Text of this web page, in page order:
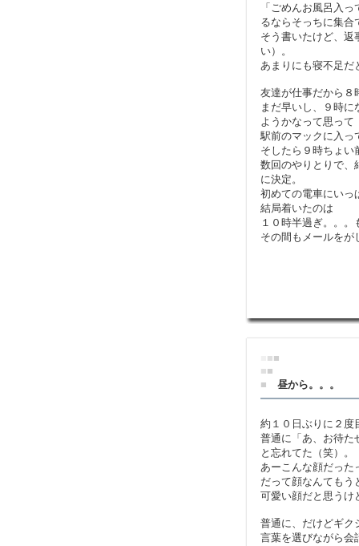
「ごめんお風呂入
るならそっちに集合
そう書いたけど、返
い）。
あまりにも寝不足だ
友達が仕事だから８
まだ早いし、９時
ようかなって思って
駅前のマックに入っ
そしたら９時ちょい
数回のやりとりで、
に決定。
初めての電車にいっ
結局着いたのは
１０時半過ぎ。。。
その間もメールをが
■■
■■
■
昼から。。。
約１０日ぶりに２度
普通に「あ、お待た
と忘れてた（笑）。
あーこんな顔だった
だって顔なんてもう
可愛い顔だと思うけ
普通に、だけどギク
言葉を選びながら会